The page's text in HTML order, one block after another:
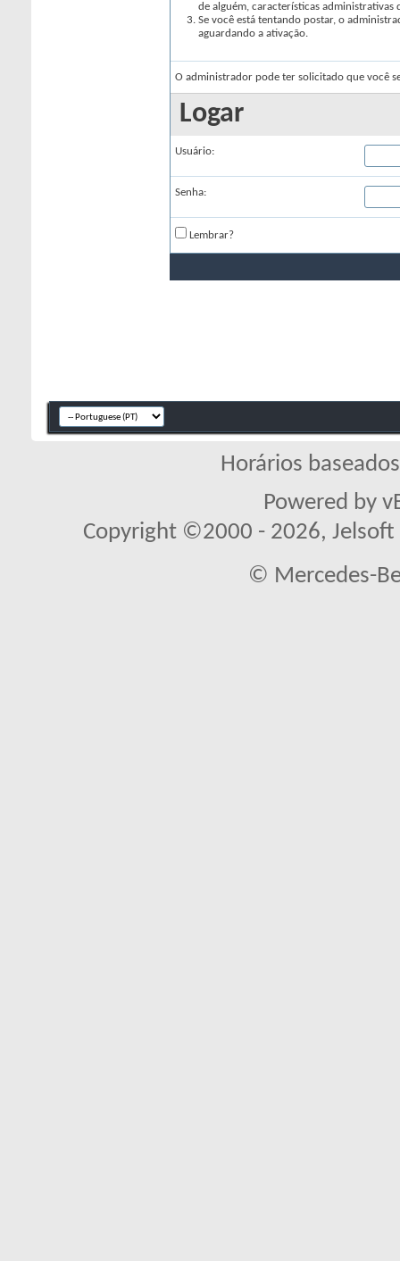
de alguém, características administrativas
Se você está tentando postar, o
aguardando a ativação.
O administrador pode ter solicitado que você
Logar
Usuário:
Senha:
Lembrar?
Horários
Powered by
Copyright ©2000 - 2026,
© Mercedes-